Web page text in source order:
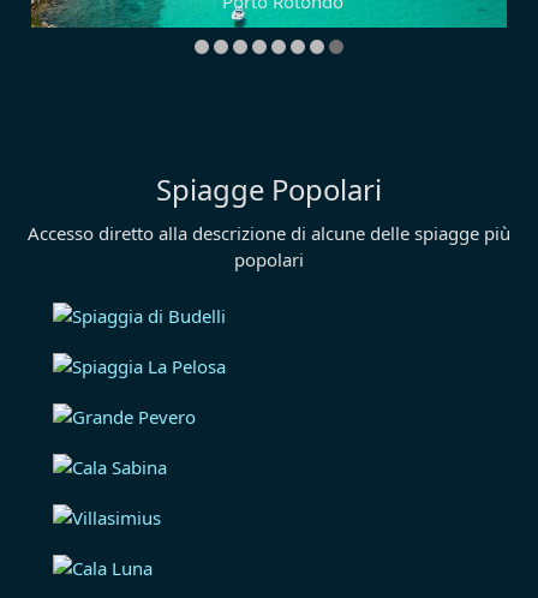
Spiagge Popolari
Accesso diretto alla descrizione di alcune delle spiagge più
popolari